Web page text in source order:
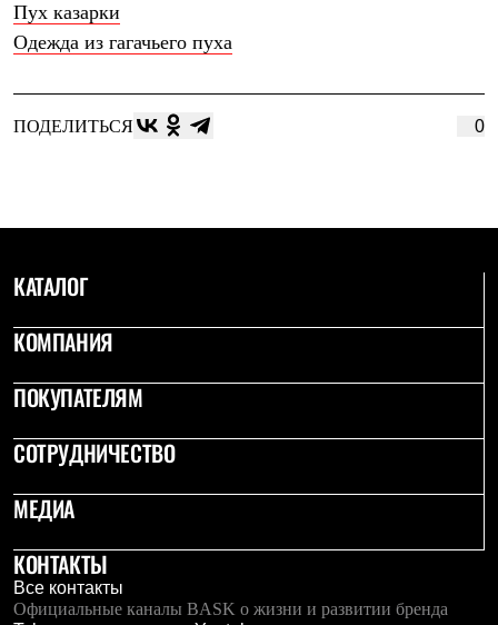
Пух казарки
Одежда из гагачьего пуха
ПОДЕЛИТЬСЯ 0
КАТАЛОГ
КОМПАНИЯ
ПОКУПАТЕЛЯМ
СОТРУДНИЧЕСТВО
МЕДИА
КОНТАКТЫ
Все контакты
Официальные каналы BASK о жизни и развитии бренда